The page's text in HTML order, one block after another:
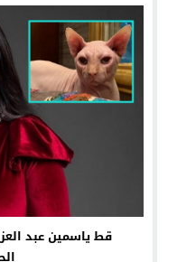
قط ياسمين عبد